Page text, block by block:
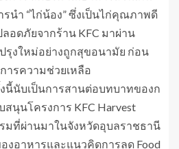
รนำ “ไก่น้อง” ซึ่งเป็นไก่คุณภาพดี
อดภัยจากร้าน KFC มาผ่าน
รุงใหม่อย่างถูกสุขอนามัย ก่อน
รความช่วยเหลือ
นี้นับเป็นการสานต่อบทบาทของก
นุนโครงการ KFC Harvest
มที่ผ่านมาในจังหวัดอุบลราชธานี
อาหารและแนวคิดการลด Food